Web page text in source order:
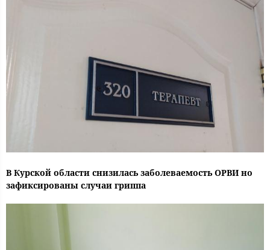
В Курской области снизилась заболеваемость ОРВИ но
зафиксированы случаи гриппа